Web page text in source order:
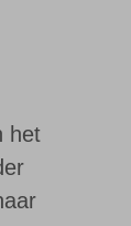
het